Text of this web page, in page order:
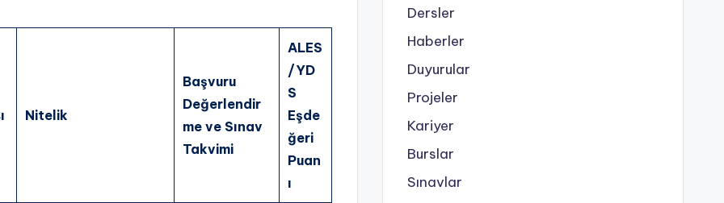
Nitelik
Başvuru
Değerlendir
me ve Sınav
Takvimi
ALES
/YD
S
Eşde
ğeri
Puan
ı
Dersler
Haberler
Duyurular
Projeler
Kariyer
Burslar
Sınavlar